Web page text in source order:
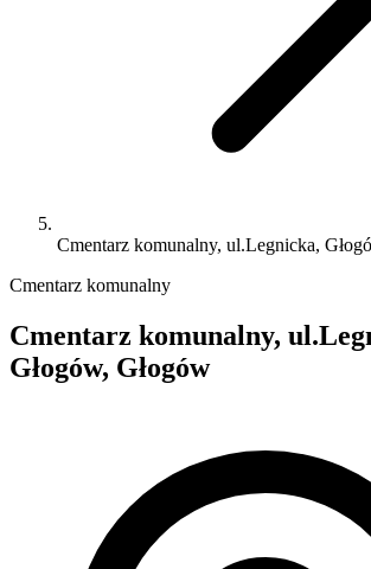
Cmentarz komunalny, ul.Legnicka,
Cmentarz komunalny
Cmentarz komunalny,
Głogów, Głogów